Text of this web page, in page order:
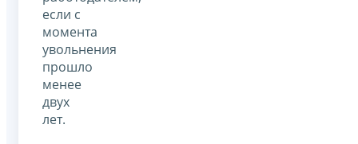
если с
момента
увольнения
прошло
менее
двух
лет.